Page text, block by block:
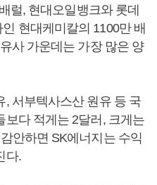
럴, 현대오일뱅크와 롯데
현대케미칼의 1100만 배
사 가운데는 가장 많은 양
, 서부텍사스산 원유 등 국
다 적게는 2달러, 크게는
안하면 SK에너지는 수익
다.